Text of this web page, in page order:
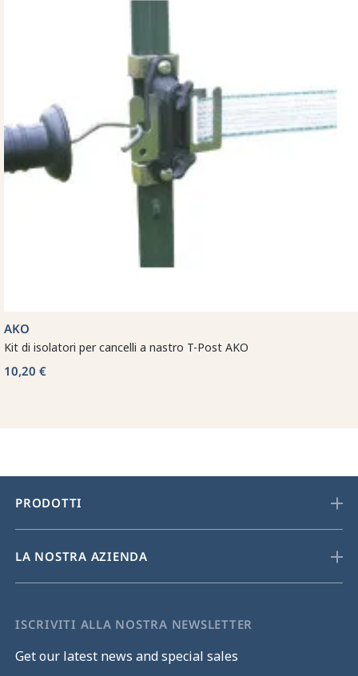
AKO
Kit di isolatori per cancelli a nastro T-Post AKO
10,20 €
PRODOTTI
LA NOSTRA AZIENDA
ISCRIVITI ALLA NOSTRA NEWSLETTER
Get our latest news and special sales